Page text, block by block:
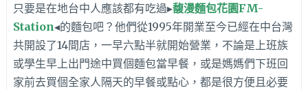
只要是在地台中人應該都有吃過▸馥漫麵包花園FM-
Station◂的麵包吧？他們從1995年開業至今已經在中台灣
共開設了14間店，一早六點半就開始營業，不論是上班族
或學生早上出門途中買個麵包當早餐，或是媽媽們下班回
家前去買個全家人隔天的早餐或點心，都是很方便且必要